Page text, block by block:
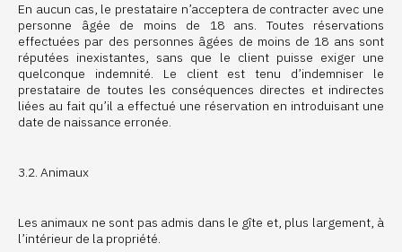
En aucun cas, le prestataire n’acceptera de contracter avec une
personne âgée de moins de 18 ans. Toutes réservations
effectuées par des personnes âgées de moins de 18 ans sont
réputées inexistantes, sans que le client puisse exiger une
quelconque indemnité. Le client est tenu d’indemniser le
prestataire de toutes les conséquences directes et indirectes
liées au fait qu’il a effectué une réservation en introduisant une
date de naissance erronée.
3.2. Animaux
Les animaux ne sont pas admis dans le gîte et, plus largement, à
l’intérieur de la propriété.